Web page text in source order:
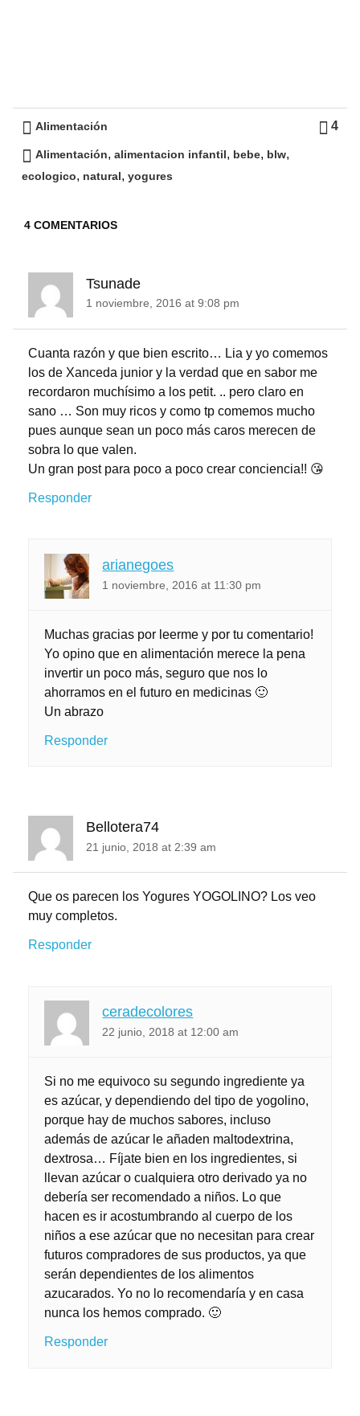
4
Alimentación
Alimentación,alimentacion infantil, bebe, blw,
ecologico, natural,yogures
4 COMENTARIOS
Tsunade
1 noviembre, 2016 at 9:08 pm
Cuanta razón y que bien escrito… Lia y yo comemos
los de Xanceda junior y la verdad que en sabor me
recordaron muchísimo a los petit. .. pero claro en
sano … Son muy ricos y como tp comemos mucho
pues aunque sean un poco más caros merecen de
sobra lo que valen.
Un gran post para poco a poco crear conciencia!! 😘
Responder
arianegoes
1 noviembre, 2016 at 11:30 pm
Muchas gracias por leerme y por tu comentario!
Yo opino que en alimentación merece la pena
invertir un poco más, seguro que nos lo
ahorramos en el futuro en medicinas 🙂
Un abrazo
Responder
Bellotera74
21 junio, 2018 at 2:39 am
Que os parecen los Yogures YOGOLINO? Los veo
muy completos.
Responder
ceradecolores
22 junio, 2018 at 12:00 am
Si no me equivoco su segundo ingrediente ya
es azúcar, y dependiendo del tipo de yogolino,
porque hay de muchos sabores, incluso
además de azúcar le añaden maltodextrina,
dextrosa… Fíjate bien en los ingredientes, si
llevan azúcar o cualquiera otro derivado ya no
debería ser recomendado a niños. Lo que
hacen es ir acostumbrando al cuerpo de los
niños a ese azúcar que no necesitan para crear
futuros compradores de sus productos, ya que
serán dependientes de los alimentos
azucarados. Yo no lo recomendaría y en casa
nunca los hemos comprado. 🙂
Responder